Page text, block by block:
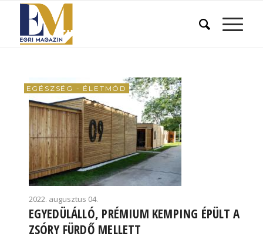
EGÉSZSÉG - ÉLETMÓD
2022. augusztus 04.
EGYEDÜLÁLLÓ, PRÉMIUM KEMPING ÉPÜLT A
ZSÓRY FÜRDŐ MELLETT